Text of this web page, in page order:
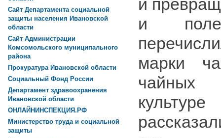
и
и
марки
Сайт Департамента социальной
защиты населения Ивановской
области
Сайт Администрации
Комсомольского муниципального
района
Прокуратура Ивановской области
Социальный Фонд России
Департамент здравоохранения
Ивановской области
ОНЛАЙНИНСПЕКЦИЯ.РФ
Министерство труда и социальной
защиты